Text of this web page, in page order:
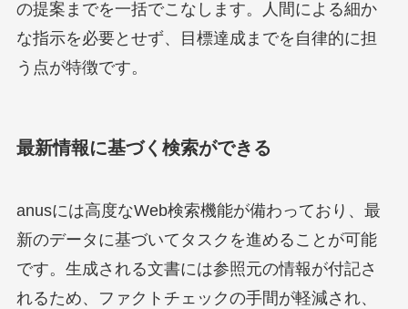
の提案までを一括でこなします。人間による細か
な指示を必要とせず、目標達成までを自律的に担
う点が特徴です。
最新情報に基づく検索ができる
anusには高度なWeb検索機能が備わっており、最
新のデータに基づいてタスクを進めることが可能
です。生成される文書には参照元の情報が付記さ
れるため、ファクトチェックの手間が軽減され、